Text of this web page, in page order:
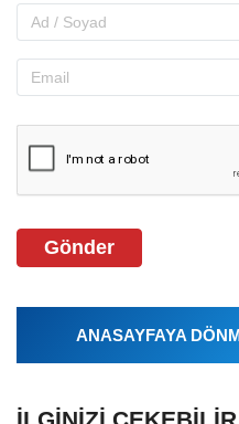
Gönder
ANASAYFAYA
İLGINIZI ÇEKEBILIR